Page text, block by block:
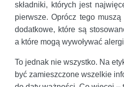
składniki, których jest
pierwsze. Oprócz tego
dodatkowe, które są
a które mogą wywoływać
To jednak nie wszystko. Na
być zamieszczone wszelkie